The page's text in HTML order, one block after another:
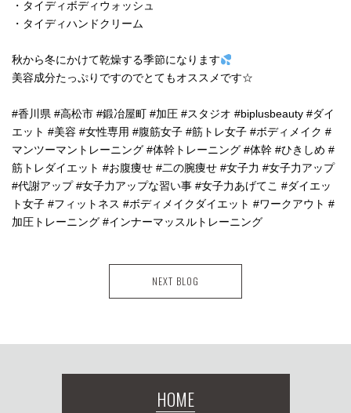
・タイディボディウォッシュ
・タイディハンドクリーム
秋から冬にかけて乾燥する季節になります
美容成分たっぷりですのでとてもオススメです☆
#香川県 #高松市 #鍛冶屋町 #加圧 #スタジオ #biplusbeauty #ダイ
エット #美容 #女性専用 #腹筋女子 #筋トレ女子 #ボディメイク #
マンツーマントレーニング #体幹トレーニング #体幹 #ひきしめ #
筋トレダイエット #お腹痩せ #二の腕痩せ #女子力 #女子力アップ
#代謝アップ #女子力アップな習い事 #女子力あげてこ #ダイエッ
ト女子 #フィットネス #ボディメイクダイエット #ワークアウト #
加圧トレーニング #インナーマッスルトレーニング
NEXT BLOG
HOME